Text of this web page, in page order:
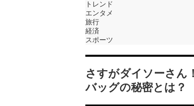
トレンド
エンタメ
旅行
経済
スポーツ
さすがダイソーさ
バッグの秘密とは？